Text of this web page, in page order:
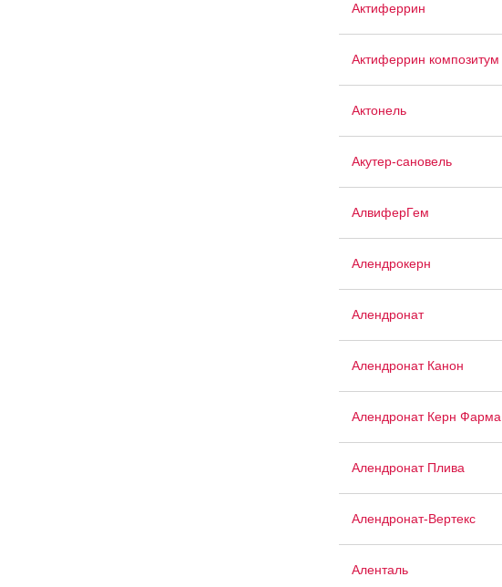
Актиферрин
Актиферрин композитум
Актонель
Акутер-сановель
АлвиферГем
Алендрокерн
Алендронат
Алендронат Канон
Алендронат Керн Фарма
Алендронат Плива
Алендронат-Вертекс
Аленталь